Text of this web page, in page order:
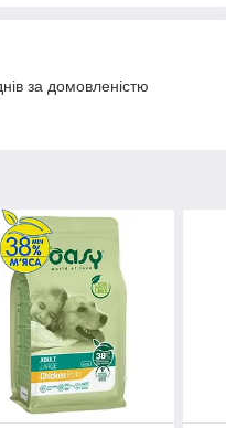
за домовленістю